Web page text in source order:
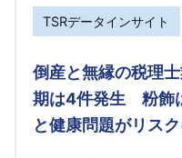
TSRデータインサイト
倒産と無縁の税理
期は4件発生 粉飾
と健康問題がリス